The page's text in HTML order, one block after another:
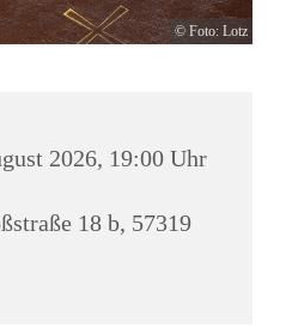
© Foto: Lotz
2026, 19:00 Uhr
18 b, 57319